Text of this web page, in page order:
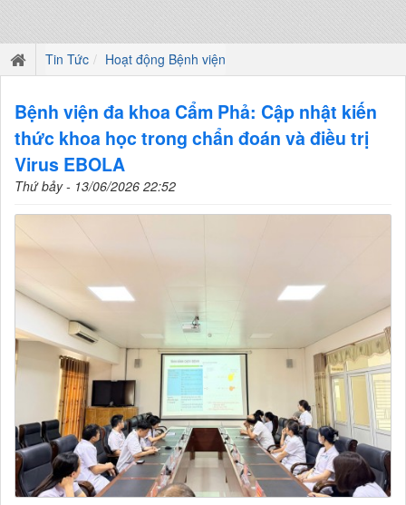
Tin Tức Hoạt động Bệnh viện
Bệnh viện đa khoa Cẩm Phả: Cập nhật kiến
thức khoa học trong chẩn đoán và điều trị
Virus EBOLA
Thứ bảy - 13/06/2026 22:52